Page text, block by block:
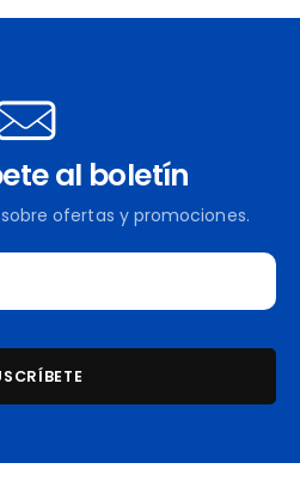
al boletín
ofertas y promociones.